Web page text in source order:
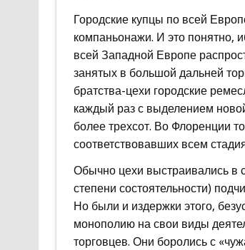
Городские купцы по всей
компаньонажи. И это понятно,
всей Западной Европе
занятых в большой дальней
братства-цехи городские
каждый раз с выделением
более трехсот. Во Флоренции
соответствовавших всем
Обычно цехи выстраивались в
степени состоятельности)
Но были и издержки этого,
монополию на свои виды
торговцев. Они боролись с